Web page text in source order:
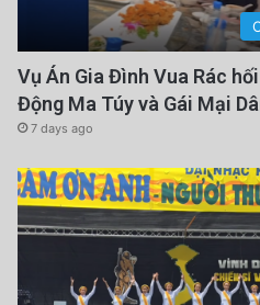
Vụ Án Gia Đình Vua Rác
Động Ma Túy và Gái Mại
7 days ago